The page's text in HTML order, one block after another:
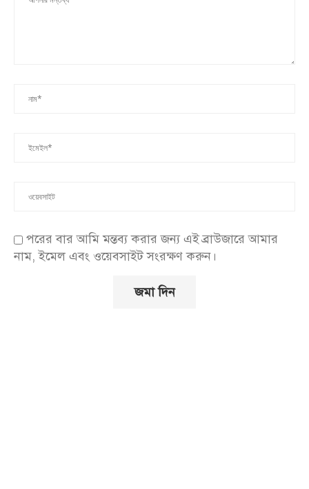
পরের বার আমি মন্তব্য করার জন্য এই ব্রাউজারে আমার
নাম, ইমেল এবং ওয়েবসাইট সংরক্ষণ করুন।